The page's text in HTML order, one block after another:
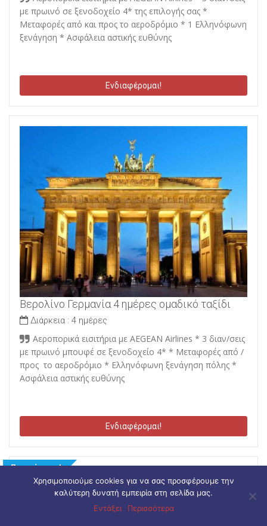
με πρωινό σε ξενοδοχείο 4* της επιλογής σας *
Μεταφορές από και προς το αεροδρόμιο * 1 Ελληνόφωνη
ξενάγηση * Ασφάλεια αστικής ευθύνης
Ενδιαφέρομαι!
Βερολίνο Γερμανία 4 ημέρες ομαδικό ταξίδι
Διάρκεια : 4 ημέρες
Αεροπορικά εισιτήρια με ΑEGEAN Airlines * 3 διαν/σεις
με πρωινό μπουφέ σε ξενοδοχείο 4* * Μεταφορές από /
προς το αεροδρόμιο * Ελληνόφωνη ξενάγηση πόλης *
Ασφάλεια αστικής ευθύνης
Ενδιαφέρομαι!
Προτείνεται!
Χρησιμοποιούμε cookies για να σας προσφέρουμε την
καλύτερη δυνατή εμπειρία στη σελίδα μας.
Εντάξει
Περισσότερα